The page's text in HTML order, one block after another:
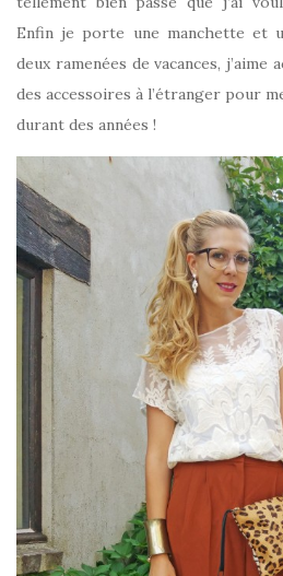
Enfin je porte une manchette et
deux ramenées de vacances,
des accessoires à l’étranger pour
durant des années !